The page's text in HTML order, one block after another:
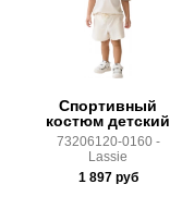
Спортивный
костюм детский
73206120-0160 -
Lassie
1 897руб